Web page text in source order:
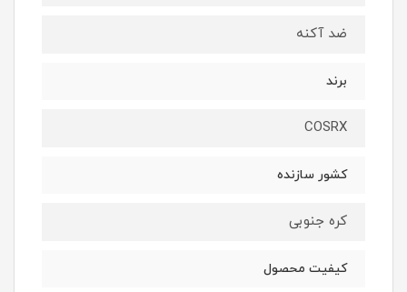
ضد آکنه
برند
COSRX
کشور سازنده
کره جنوبی
کیفیت محصول